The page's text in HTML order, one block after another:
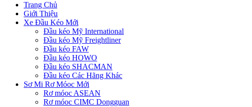
Trang Chủ
Giới Thiệu
Xe Đầu Kéo Mới
Đầu kéo Mỹ International
Đầu kéo Mỹ Freightliner
Đầu kéo FAW
Đầu kéo HOWO
Đầu kéo SHACMAN
Đầu kéo Các Hãng Khác
Sơ Mi Rơ Móoc Mới
Rơ móoc ASEAN
Rơ móoc CIMC Dongguan